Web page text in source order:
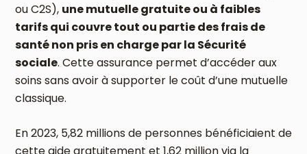
ou C2S), une mutuelle gratuite ou à faibles
tarifs qui couvre tout ou partie des frais de
santé non pris en charge par la Sécurité
sociale. Cette assurance permet d’accéder aux
soins sans avoir à supporter le coût d’une mutuelle
classique.
En 2023, 5,82 millions de personnes bénéficiaient de